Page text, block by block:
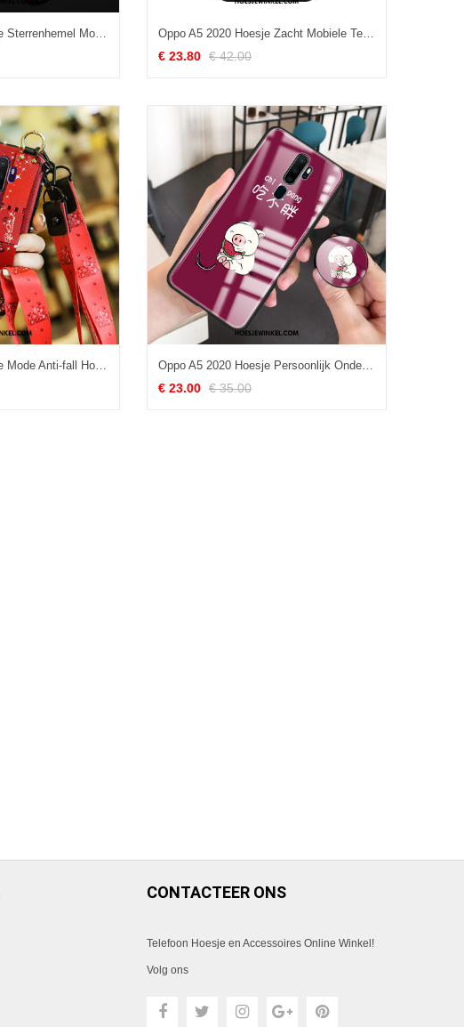
€ 23.80 € 42.00
€ 23.00 € 35.00
CONTACTEER ONS
Telefoon Hoesje en Accessoires Online Winkel!
Volg ons